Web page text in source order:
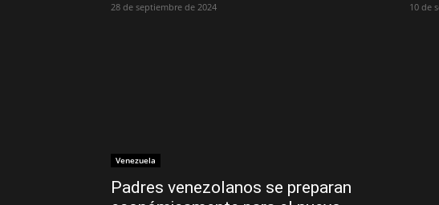
28 de septiembre de 2024 10 de
Venezuela
Padres venezolanos se preparan